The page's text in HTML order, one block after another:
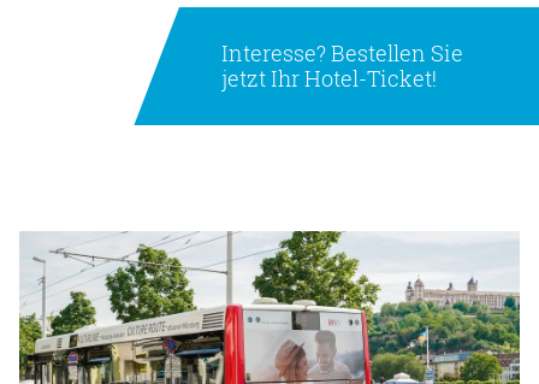
Interesse? Bestellen Sie
jetzt Ihr Hotel-Ticket!